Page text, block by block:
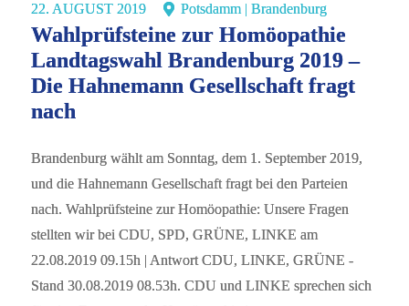
22. AUGUST 2019 Potsdamm | Brandenburg
Wahlprüfsteine zur Homöopathie
Landtagswahl Brandenburg 2019 –
Die Hahnemann Gesellschaft fragt
nach
Brandenburg wählt am Sonntag, dem 1. September 2019,
und die Hahnemann Gesellschaft fragt bei den Parteien
nach. Wahlprüfsteine zur Homöopathie: Unsere Fragen
stellten wir bei CDU, SPD, GRÜNE, LINKE am
22.08.2019 09.15h | Antwort CDU, LINKE, GRÜNE -
Stand 30.08.2019 08.53h. CDU und LINKE sprechen sich